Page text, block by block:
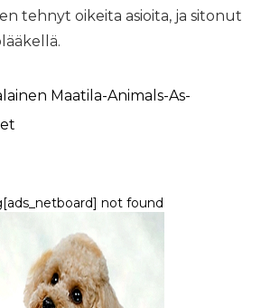
tehnyt oikeita asioita, ja sitonut
Maatila-Animals-As-
not found